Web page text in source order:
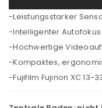
-Leistungsstarker
-Intelligenter Autofokus
-Hochwertige
-Kompaktes,
-Fujifilm Fujinon XC 13-